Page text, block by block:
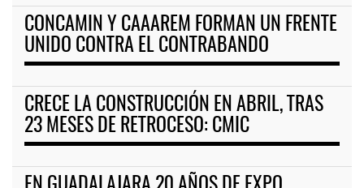
CONCAMIN Y CAAAREM FORMAN UN FRENTE
UNIDO CONTRA EL CONTRABANDO
CRECE LA CONSTRUCCIÓN EN ABRIL, TRAS
23 MESES DE RETROCESO: CMIC